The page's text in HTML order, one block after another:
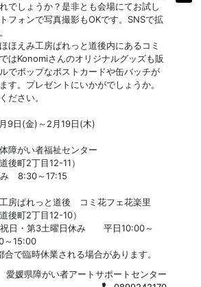
でしょうか？是非とも会場にてお試し
フォンで写真撮影もOKです。SNSで拡
えみ工房ぱれっと道後内にあるコミ
はKonomiさんのオリジナルグッズも販
でポップなポストカードや缶バッチが
す。プレゼントにいかがでしょうか。
ださい。
月9日(金)～2月19日(木)
障がい者福祉センター
2丁目12-11）
～17:15
れっと道後 コミ花フェ花楽里
2丁目12-10）
第3土曜日休み 平日10:00～
～15:00
時休業される場合があります。
愛媛県障がい者アートサポートセンター